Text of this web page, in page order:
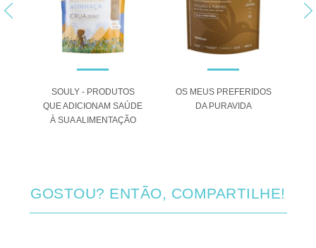
SOULY - PRODUTOS
QUE ADICIONAM SAÚDE
À SUA ALIMENTAÇÃO
OS MEUS PREFERIDOS
DA PURAVIDA
GOSTOU? ENTÃO, COMPARTILHE!